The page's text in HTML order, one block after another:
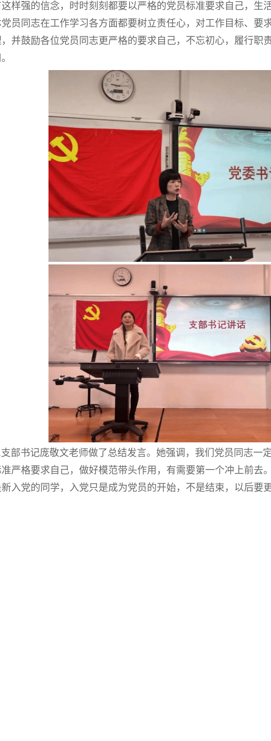
样强的信念，时时刻刻都要以严格的党员标准要求自己，生
员同志在工作学习各方面都要树立责任心，对工作目标、要
并鼓励各位党员同志更严格的要求自己，不忘初心，履行职
部书记庞敬文老师做了总结发言。她强调，我们党员同志一
严格要求自己，做好模范带头作用，有需要第一个冲上前去
入党的同学，入党只是成为党员的开始，不是结束，以后要